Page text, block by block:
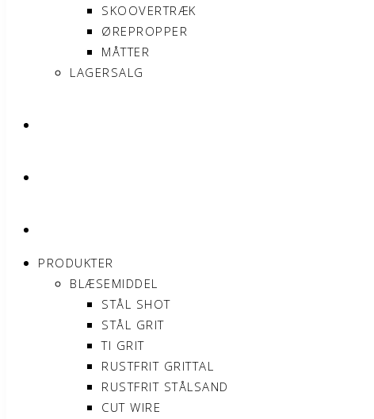
SKOOVERTRÆK
ØREPROPPER
MÅTTER
LAGERSALG
PRODUKTER
BLÆSEMIDDEL
STÅL SHOT
STÅL GRIT
TI GRIT
RUSTFRIT GRITTAL
RUSTFRIT STÅLSAND
CUT WIRE